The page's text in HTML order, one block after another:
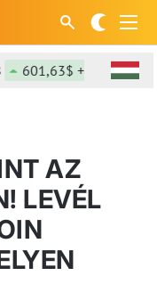
601,63$ +0,1%
AZ
LEVÉL